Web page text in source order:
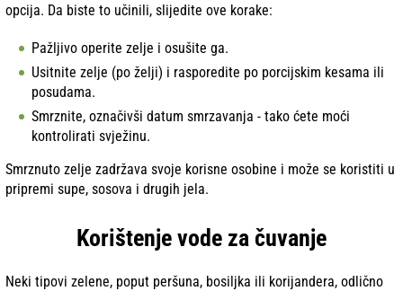
opcija. Da biste to učinili, slijedite ove korake:
Pažljivo operite zelje i osušite ga.
Usitnite zelje (po želji) i rasporedite po porcijskim kesama ili
posudama.
Smrznite, označivši datum smrzavanja - tako ćete moći
kontrolirati svježinu.
Smrznuto zelje zadržava svoje korisne osobine i može se koristiti u
pripremi supe, sosova i drugih jela.
Korištenje vode za čuvanje
Neki tipovi zelene, poput peršuna, bosiljka ili korijandera, odlično